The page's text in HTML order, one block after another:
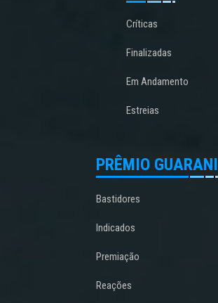
Críticas
Finalizadas
Em Andamento
Estreias
PRÊMIO GUARANI
Bastidores
Indicados
Premiação
Reações